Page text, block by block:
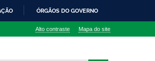
ÓRGÃOS DO GOVERNO
Alto contraste Mapa do site